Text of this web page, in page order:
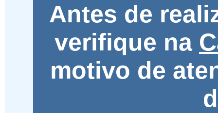
Antes de
verifique na
motivo de